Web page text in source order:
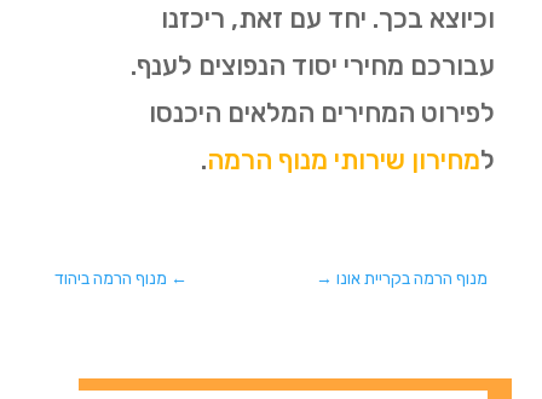
וכיוצא בכך. יחד עם זאת, ריכזנו
עבורכם מחירי יסוד הנפוצים לענף.
לפירוט המחירים המלאים היכנסו
למחירון שירותי מנוף הרמה.
← מנוף הרמה ביהוד מנוף הרמה בקריית אונו→